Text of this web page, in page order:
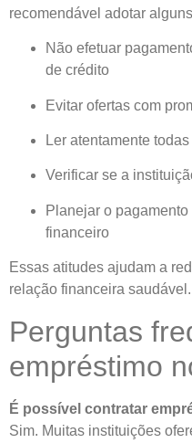
recomendável adotar
Não efetuar
de crédito
Evitar ofertas com
Ler atentamente
Verificar se a
Planejar o
financeiro
Essas atitudes ajudam a
relação financeira saudável.
Perguntas
empréstimo
É possível contratar
Sim. Muitas instituições